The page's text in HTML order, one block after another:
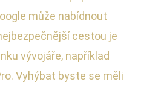
může nabídnout
cestou je
vývojáře, například
Vyhýbat byste se měli